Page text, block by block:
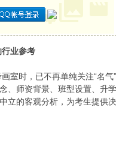
业参考
时，已不再单纯关注“名
、师资背景、班型设置、升
的客观分析，为考生提供决